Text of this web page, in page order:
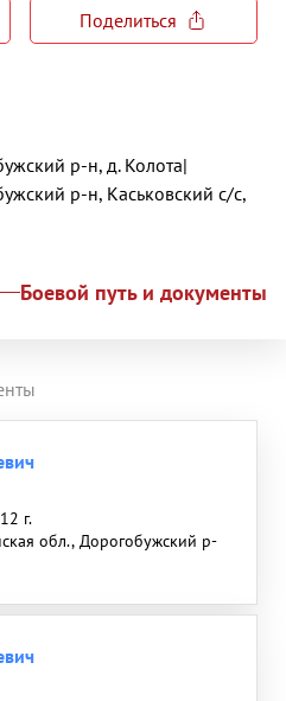
Поделиться
р-н, д. Колота|
р-н, Каськовский с/с,
Боевой путь и документы
г.
обл., Дорогобужский р-